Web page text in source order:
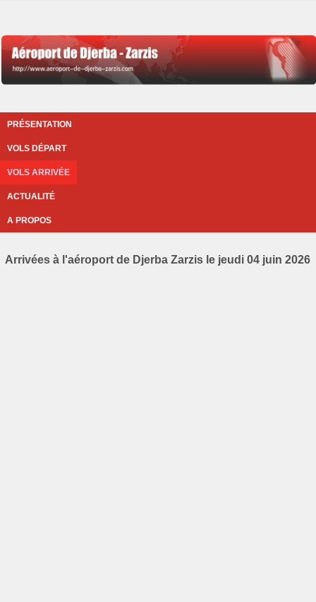
PRÉSENTATION
VOLS DÉPART
VOLS ARRIVÉE
ACTUALITÉ
A PROPOS
Arrivées à l'aéroport de Djerba Zarzis le jeudi 04 juin 2026